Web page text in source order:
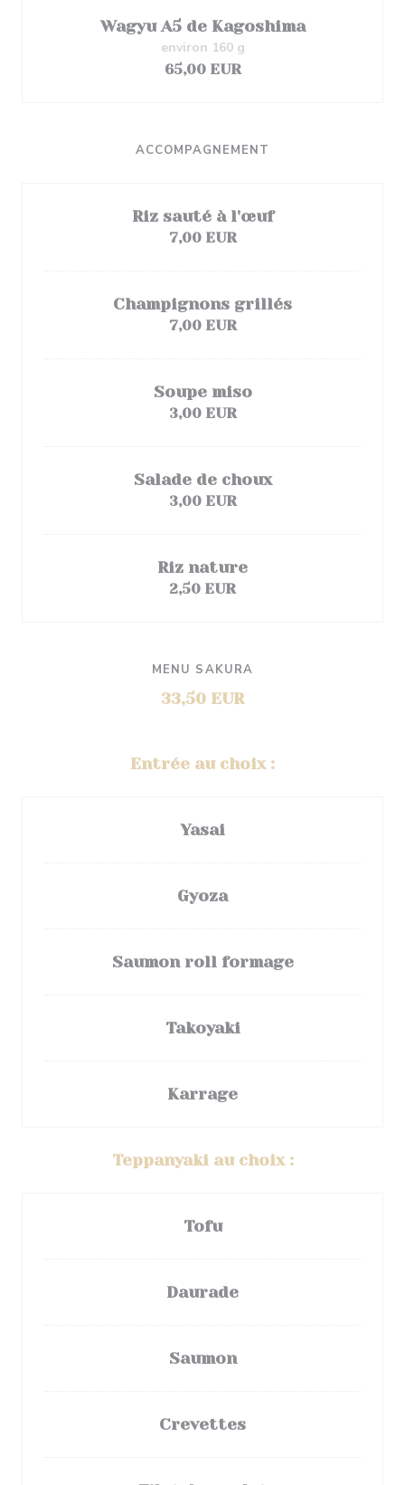
Wagyu A5 de Kagoshima
environ 160 g
65,00 EUR
ACCOMPAGNEMENT
Riz sauté à l'œuf
7,00 EUR
Champignons grillés
7,00 EUR
Soupe miso
3,00 EUR
Salade de choux
3,00 EUR
Riz nature
2,50 EUR
MENU SAKURA
33,50 EUR
Entrée au choix :
Yasai
Gyoza
Saumon roll formage
Takoyaki
Karrage
Teppanyaki au choix :
Tofu
Daurade
Saumon
Crevettes